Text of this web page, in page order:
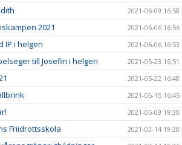
2021-06-09 16:58
2021 2021-06-06 16:56
IP i helgen 2021-06-06 16:53
till Josefin i helgen 2021-05-23 16:51
2021-05-22 16:48
2021-05-15 16:45
2021-05-09 19:30
Friidrottsskola 2021-03-14 19:28